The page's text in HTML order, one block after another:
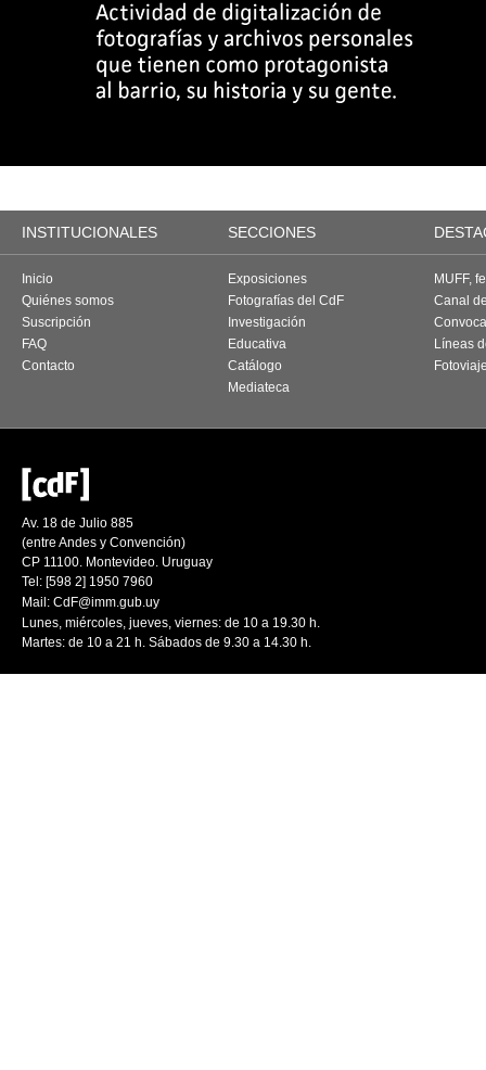
INSTITUCIONALES SECCIONES
Inicio
Quiénes somos
Suscripción
FAQ
Contacto
Exposiciones
Fotografías del CdF
Investigación
Educativa
Catálogo
Mediateca
MUFF,
Canal
Líneas
Av. 18 de Julio 885
(entre Andes y Convención)
CP 11100. Montevideo. Uruguay
Tel: [598 2] 1950 7960
Mail: CdF@imm.gub.uy
Lunes, miércoles, jueves, viernes: de 10 a 19.30 h.
Martes: de 10 a 21 h. Sábados de 9.30 a 14.30 h.